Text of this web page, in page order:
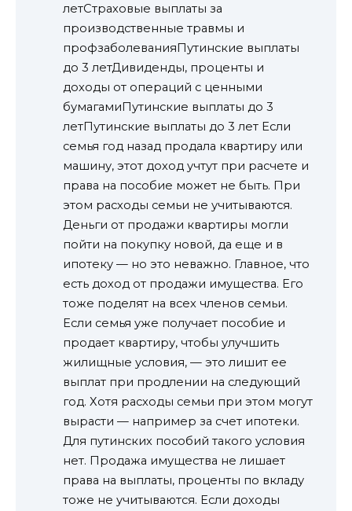
летСтраховые выплаты за
производственные травмы и
профзаболеванияПутинские выплаты
до 3 летДивиденды, проценты и
доходы от операций с ценными
бумагамиПутинские выплаты до 3
летПутинские выплаты до 3 лет Если
семья год назад продала квартиру или
машину, этот доход учтут при расчете и
права на пособие может не быть. При
этом расходы семьи не учитываются.
Деньги от продажи квартиры могли
пойти на покупку новой, да еще и в
ипотеку — но это неважно. Главное, что
есть доход от продажи имущества. Его
тоже поделят на всех членов семьи.
Если семья уже получает пособие и
продает квартиру, чтобы улучшить
жилищные условия, — это лишит ее
выплат при продлении на следующий
год. Хотя расходы семьи при этом могут
вырасти — например за счет ипотеки.
Для путинских пособий такого условия
нет. Продажа имущества не лишает
права на выплаты, проценты по вкладу
тоже не учитываются. Если доходы